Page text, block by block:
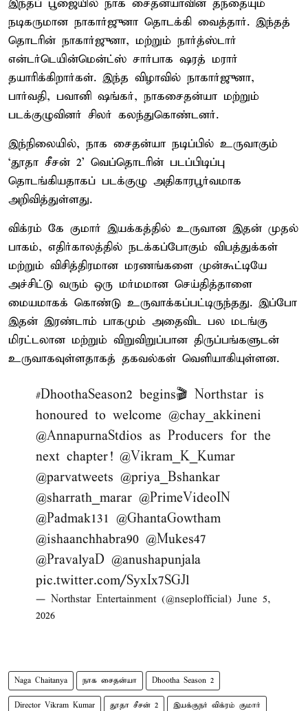
இந்தப் பூஜையில் நாக சைதன்யாவின் தந்தையும்
நடிகருமான நாகார்ஜுனா தொடக்கி வைத்தார். இந்தத்
தொடரின் நாகார்ஜுனா, மற்றும் நார்த்ஸ்டார்
என்டர்டெயின்மென்ட்ஸ் சார்பாக ஷரத் மரார்
தயாரிக்கிறார்கள். இந்த விழாவில் நாகார்ஜுனா,
பார்வதி, பவானி ஷங்கர், நாகசைதன்யா மற்றும்
படக்குழுவினர் சிலர் கலந்துகொண்டனர்.
இந்நிலையில், நாக சைதன்யா நடிப்பில் உருவாகும்
‘தூதா சீசன் 2’ வெப்தொடரின் படப்பிடிப்பு
தொடங்கியதாகப் படக்குழு அதிகாரபூர்வமாக
அறிவித்துள்ளது.
விக்ரம் கே குமார் இயக்கத்தில் உருவான இதன் முதல்
பாகம், எதிர்காலத்தில் நடக்கப்போகும் விபத்துக்கள்
மற்றும் விசித்திரமான மரணங்களை முன்கூட்டியே
அச்சிட்டு வரும் ஒரு மர்மமான செய்தித்தாளை
மையமாகக் கொண்டு உருவாக்கப்பட்டிருந்தது. இப்போ
இதன் இரண்டாம் பாகமும் அதைவிட பல மடங்கு
மிரட்டலான மற்றும் விறுவிறுப்பான திருப்பங்களுடன்
உருவாகவுள்ளதாகத் தகவல்கள் வெளியாகியுள்ளன.
#DhoothaSeason2 begins🎬 Northstar is
honoured to welcome @chay_akkineni
@AnnapurnaStdios as Producers for the
next chapter! @Vikram_K_Kumar
@parvatweets @priya_Bshankar
@sharrath_marar @PrimeVideoIN
@Padmak131 @GhantaGowtham
@ishaanchhabra90 @Mukes47
@PravalyaD @anushapunjala
pic.twitter.com/SyxIx7SGJl
— Northstar Entertainment (@nseplofficial) June 5,
2026
Naga Chaitanya நாக சைதன்யா Dhootha Season 2
Director Vikram Kumar தூதா சீசன் 2 இயக்குநர் விக்ரம் குமார்